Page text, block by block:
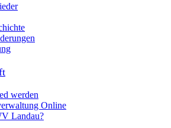
werden
Online
Landau?